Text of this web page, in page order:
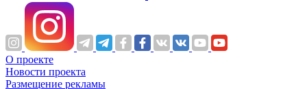
О проекте
Новости проекта
Размещение рекламы